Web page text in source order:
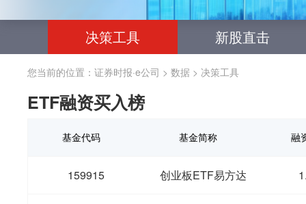
决策工具 新股直击
您当前的位置： 证券时报·e公司 > 数据 > 决策工具
ETF融资买入榜
基金代码 基金简称 融
159915 创业板ETF易方达